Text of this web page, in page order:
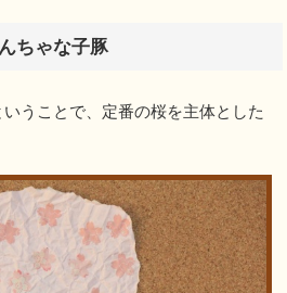
ちゃな子豚
うことで、定番の桜を主体とした